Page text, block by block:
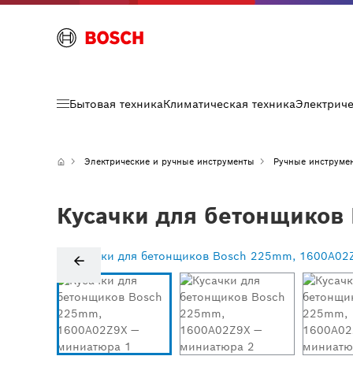
Бытовая техникаКлиматическая техника
Электрические и ручные инструменты Ручные
Кусачки для